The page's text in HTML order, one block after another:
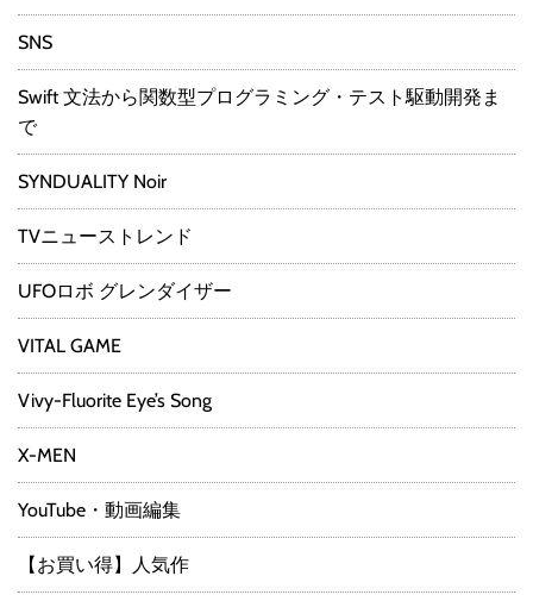
SNS
Swift 文法から関数型プログラミング・テスト駆動開発ま
で
SYNDUALITY Noir
TVニューストレンド
UFOロボ グレンダイザー
VITAL GAME
Vivy-Fluorite Eye’s Song
X-MEN
YouTube・動画編集
【お買い得】人気作